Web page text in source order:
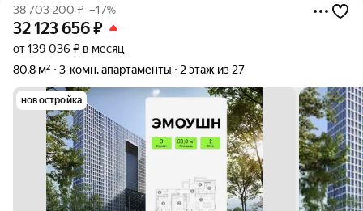
38 703 200₽ –17%
32 123 656₽
от 139 036 ₽ в месяц
80,8 м²
3-комн. апартаменты 2 этаж из 27
новостройка